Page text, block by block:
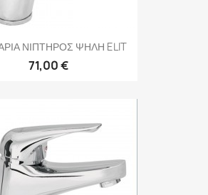
ΝΙΠΤΗΡΟΣ ΨΗΛΗ ELIT
71,00 €